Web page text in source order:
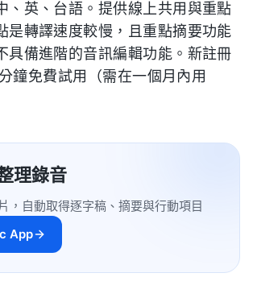
、英、台語。提供線上共用與重點
是轉譯速度較慢，且重點摘要功能
具備進階的音訊編輯功能。新註冊
鐘免費試用（需在一個月內用
理錄音
，自動取得逐字稿、摘要與行動項目
App